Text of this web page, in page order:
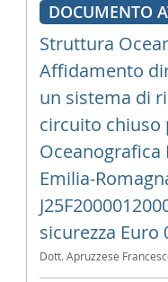
DOCUMENTO
Struttura
Affidamento
un sistema di
circuito chiuso
Oceanografica
Emilia-
sicurezza Euro
Dott. Apruzzese